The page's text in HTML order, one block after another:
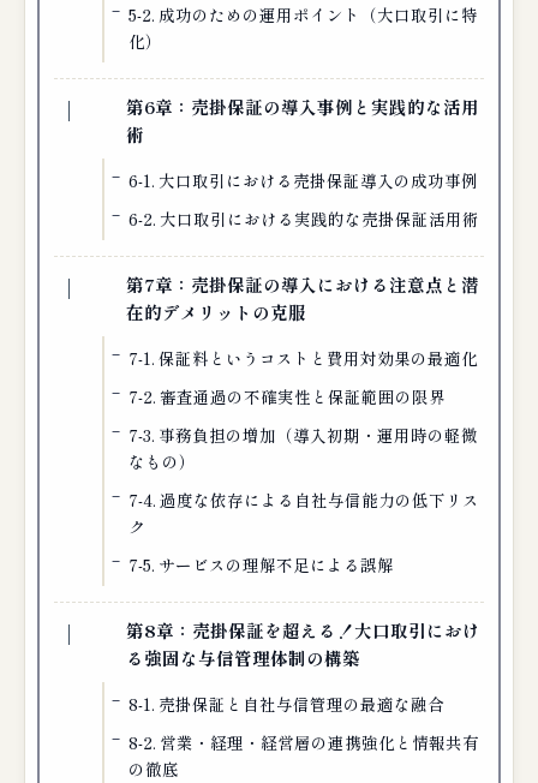
5-2. 成功のための運用ポイント（大口取引に特
化）
第6章：売掛保証の導入事例と実践的な活用
術
6-1. 大口取引における売掛保証導入の成功事例
6-2. 大口取引における実践的な売掛保証活用術
第7章：売掛保証の導入における注意点と潜
在的デメリットの克服
7-1. 保証料というコストと費用対効果の最適化
7-2. 審査通過の不確実性と保証範囲の限界
7-3. 事務負担の増加（導入初期・運用時の軽微
なもの）
7-4. 過度な依存による自社与信能力の低下リス
ク
7-5. サービスの理解不足による誤解
第8章：売掛保証を超える！大口取引におけ
る強固な与信管理体制の構築
8-1. 売掛保証と自社与信管理の最適な融合
8-2. 営業・経理・経営層の連携強化と情報共有
の徹底